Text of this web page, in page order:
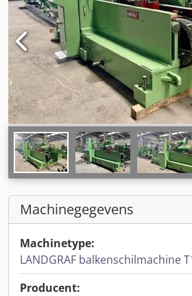
Machinegegevens
Machinetype:
LANDGRAF balkenschilmachine
Producent: